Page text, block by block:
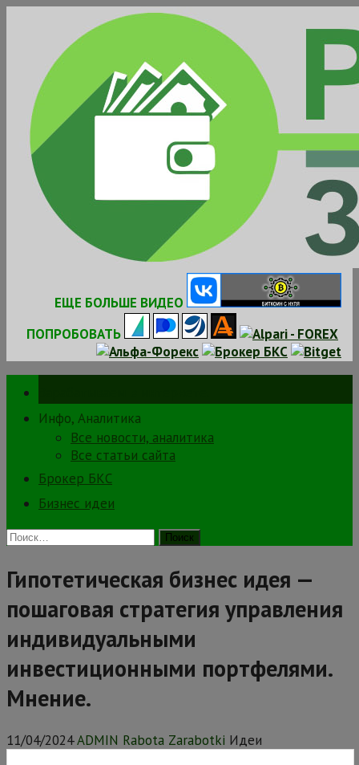
ЕЩЕ БОЛЬШЕ ВИДЕО
ПОПРОБОВАТЬ
Инфо, Аналитика
Все новости, аналитика
Все статьи сайта
Брокер БКС
Бизнес идеи
Найти:
Гипотетическая бизнес идея —
пошаговая стратегия управления
индивидуальными
инвестиционными портфелями.
Мнение.
11/04/2024ADMIN Rabota Zarabotki Идеи